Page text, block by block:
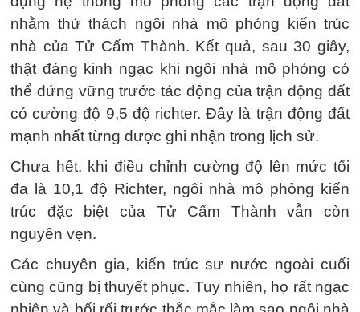
nhằm thử thách ngôi nhà mô phỏng kiến trúc
nhà của Tử Cấm Thành. Kết quả, sau 30 giây,
thật đáng kinh ngạc khi ngôi nhà mô phỏng có
thể đứng vững trước tác động của trận động đất
có cường độ 9,5 độ richter. Đây là trận động đất
mạnh nhất từng được ghi nhận trong lịch sử.
Chưa hết, khi điều chỉnh cường độ lên mức tối
đa là 10,1 độ Richter, ngôi nhà mô phỏng kiến
trúc đặc biệt của Tử Cấm Thành vẫn còn
nguyên vẹn.
Các chuyên gia, kiến trúc sư nước ngoài cuối
cùng cũng bị thuyết phục. Tuy nhiên, họ rất ngạc